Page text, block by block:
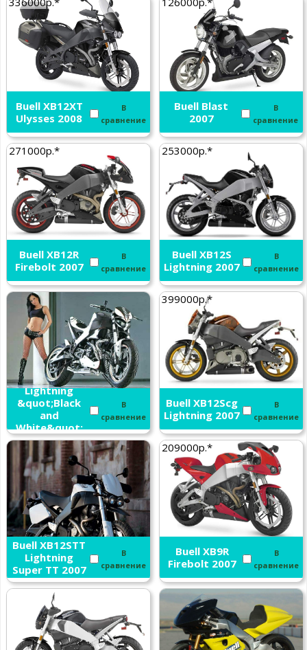
Buell XB12XT
Ulysses 2008
В
сравнение
Buell Blast
2007
В
сравнение
271000р.*
Buell XB12R
Firebolt 2007
В
сравнение
253000р.*
Buell XB12S
Lightning 2007
В
сравнение
Buell XB12S
Lightning
&quot;Black
and
White&quot;
2007
В
сравнение
399000р.*
Buell XB12Scg
Lightning 2007
В
сравнение
Buell XB12STT
Lightning
Super TT 2007
В
сравнение
209000р.*
Buell XB9R
Firebolt 2007
В
сравнение